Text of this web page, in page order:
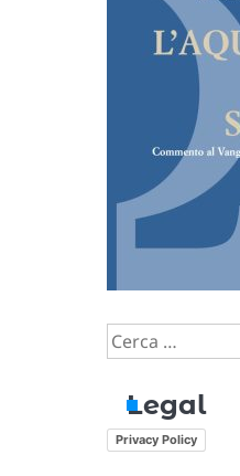
Ricerca
per:
Legal
Privacy Policy